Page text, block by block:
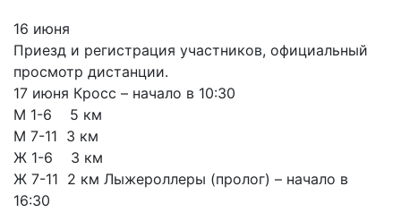
16 июня
Приезд и регистрация участников, официальный
просмотр дистанции.
17 июня Кросс – начало в 10:30
М 1-6 5 км
М 7-11 3 км
Ж 1-6 3 км
Ж 7-11 2 км Лыжероллеры (пролог) – начало в
16:30